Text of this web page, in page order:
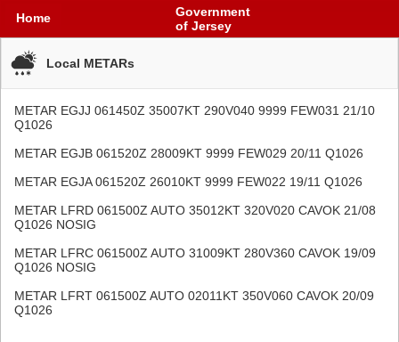
Government
of Jersey
Home
Local METARs
METAR EGJJ 061450Z 35007KT 290V040 9999 FEW031 21/10
Q1026
METAR EGJB 061520Z 28009KT 9999 FEW029 20/11 Q1026
METAR EGJA 061520Z 26010KT 9999 FEW022 19/11 Q1026
METAR LFRD 061500Z AUTO 35012KT 320V020 CAVOK 21/08
Q1026 NOSIG
METAR LFRC 061500Z AUTO 31009KT 280V360 CAVOK 19/09
Q1026 NOSIG
METAR LFRT 061500Z AUTO 02011KT 350V060 CAVOK 20/09
Q1026